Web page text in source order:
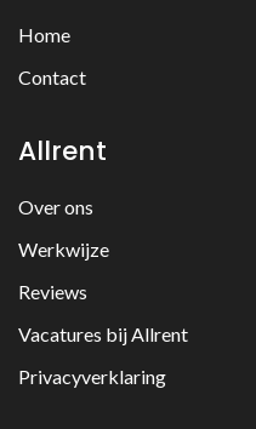
Home
Contact
Allrent
Over ons
Werkwijze
Reviews
Vacatures bij Allrent
Privacyverklaring